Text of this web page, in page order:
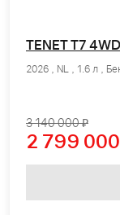
TENET T7 4WD
2026 , NL , 1.6 л ,
3 140 000 ₽
2 799 000